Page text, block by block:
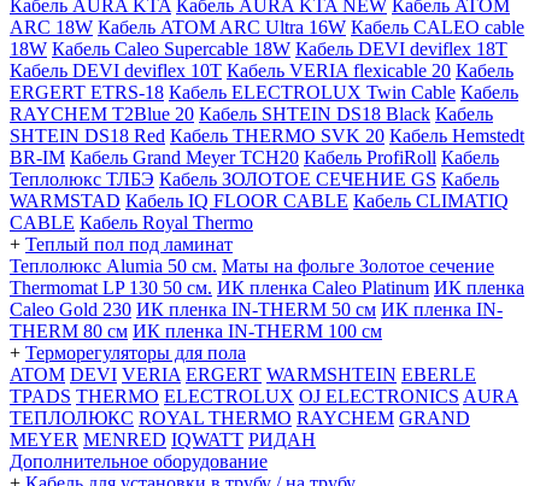
Кабель AURA KTA Кабель AURA KTA NEW Кабель ATOM
ARC 18W Кабель ATOM ARC Ultra 16W Кабель CALEO cable
18W Кабель Caleo Supercable 18W Кабель DEVI deviflex 18T
Кабель DEVI deviflex 10T Кабель VERIA flexicable 20 Кабель
ERGERT ETRS-18 Кабель ELECTROLUX Twin Cable Кабель
RAYCHEM T2Blue 20 Кабель SHTEIN DS18 Black Кабель
SHTEIN DS18 Red Кабель THERMO SVK 20 Кабель Hemstedt
BR-IM Кабель Grand Meyer TCH20 Кабель ProfiRoll Кабель
Теплолюкс ТЛБЭ Кабель ЗОЛОТОЕ СЕЧЕНИЕ GS Кабель
WARMSTAD Кабель IQ FLOOR CABLE Кабель CLIMATIQ
CABLE Кабель Royal Thermo
+ Теплый пол под ламинат
Теплолюкс Alumia 50 см. Маты на фольге Золотое сечение
Thermomat LP 130 50 cм. ИК пленка Caleo Platinum ИК пленка
Caleo Gold 230 ИК пленка IN-THERM 50 см ИК пленка IN-
THERM 80 см ИК пленка IN-THERM 100 см
+ Терморегуляторы для пола
ATOM DEVI VERIA ERGERT WARMSHTEIN EBERLE
TPADS THERMO ELECTROLUX OJ ELECTRONICS AURA
ТЕПЛОЛЮКС ROYAL THERMO RAYCHEM GRAND
MEYER MENRED IQWATT РИДАН
Дополнительное оборудование